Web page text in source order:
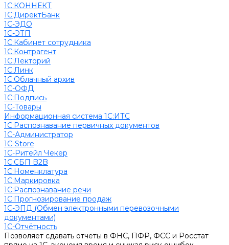
1С:КОННЕКТ
1С:ДиректБанк
1С-ЭДО
1С-ЭТП
1С:Кабинет сотрудника
1С:Контрагент
1С:Лекторий
1С:Линк
1С:Облачный архив
1С-ОФД
1С:Подпись
1С-Товары
Информационная система 1С:ИТС
1С:Распознавание первичных документов
1С-Администратор
1С-Store
1С-Ритейл Чекер
1С:СБП B2B
1С:Номенклатура
1С:Маркировка
1С:Распознавание речи
1С:Прогнозирование продаж
1С-ЭПД (Обмен электронными перевозочными
документами)
1С-Отчётность
Позволяет сдавать отчеты в ФНС, ПФР, ФСС и Росстат